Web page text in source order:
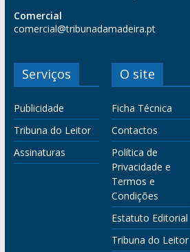
Comercial
comercial@tribunadamadeira.pt
Serviços
Publicidade
Tribuna do Leitor
Assinaturas
O site
Ficha Técnica
Contactos
Política de
Privacidade e
Termos e
Condições
Estatuto Editorial
Tribuna do Leitor